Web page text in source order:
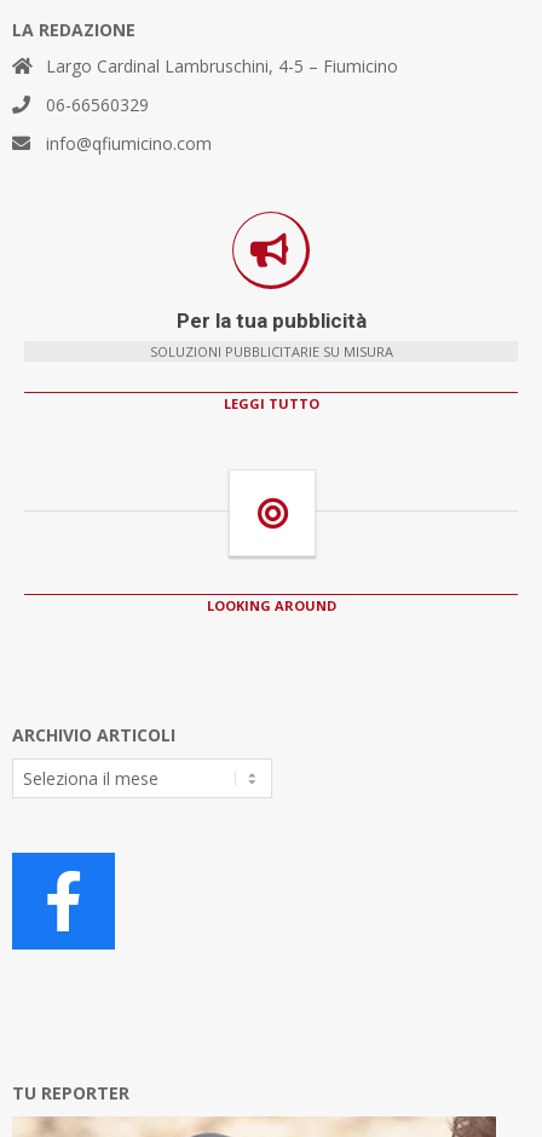
LA REDAZIONE
Largo Cardinal Lambruschini, 4-5 – Fiumicino
06-66560329
info@qfiumicino.com
Per la tua pubblicità
SOLUZIONI PUBBLICITARIE SU MISURA
LEGGI TUTTO
LOOKING AROUND
ARCHIVIO ARTICOLI
Archivio
Articoli
TU REPORTER